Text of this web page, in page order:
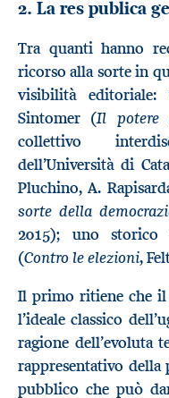
2. La res publica
Tra quanti hanno
ricorso alla sorte in
visibilità editoriale:
Sintomer (Il potere
collettivo
dell’Università di
Pluchino, A.
sorte della
2015); uno storico
(Contro le elezioni,
Il primo ritiene che il
l’ideale classico
ragione dell’evoluta
rappresentativo
pubblico che può